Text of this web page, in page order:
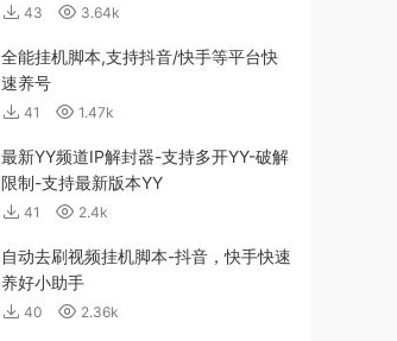
43 3.64k
全能挂机脚本,支持抖音/快手等平台快
速养号
41 1.47k
最新YY频道IP解封器-支持多开YY-破解
限制-支持最新版本YY
41 2.4k
自动去刷视频挂机脚本-抖音，快手快速
养好小助手
40 2.36k